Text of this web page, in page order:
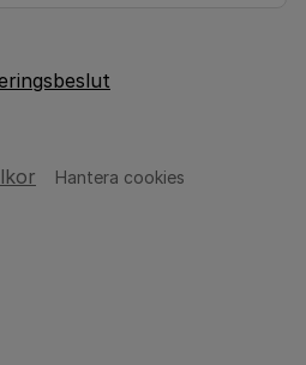
Hantera cookies